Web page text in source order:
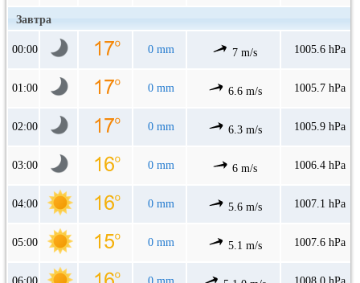
Завтра
00:00 0 mm 7 m/s 1005.6 hPa
01:00 0 mm 6.6 m/s 1005.7 hPa
02:00 0 mm 6.3 m/s 1005.9 hPa
03:00 0 mm 6 m/s 1006.4 hPa
04:00 0 mm 5.6 m/s 1007.1 hPa
05:00 0 mm 5.1 m/s 1007.6 hPa